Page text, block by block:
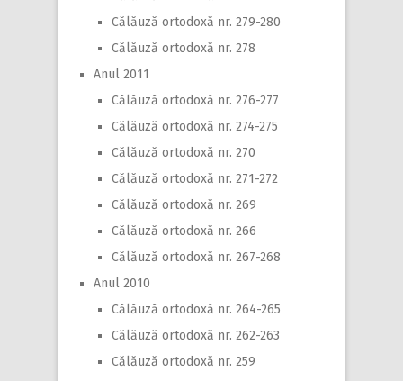
Călăuză ortodoxă nr. 279-280
Călăuză ortodoxă nr. 278
Anul 2011
Călăuză ortodoxă nr. 276-277
Călăuză ortodoxă nr. 274-275
Călăuză ortodoxă nr. 270
Călăuză ortodoxă nr. 271-272
Călăuză ortodoxă nr. 269
Călăuză ortodoxă nr. 266
Călăuză ortodoxă nr. 267-268
Anul 2010
Călăuză ortodoxă nr. 264-265
Călăuză ortodoxă nr. 262-263
Călăuză ortodoxă nr. 259